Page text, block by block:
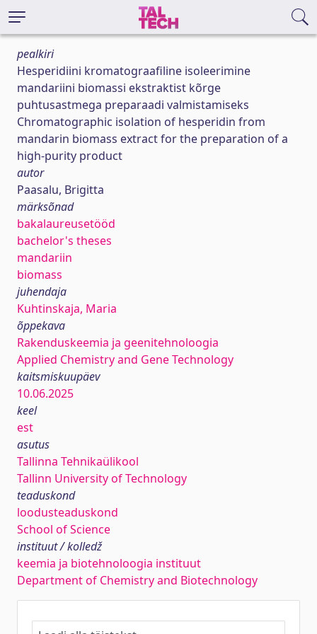
pealkiri
Hesperidiini kromatograafiline isoleerimine
mandariini biomassi ekstraktist kõrge
puhtusastmega preparaadi valmistamiseks
Chromatographic isolation of hesperidin from
mandarin biomass extract for the preparation of a
high-purity product
autor
Paasalu, Brigitta
märksõnad
bakalaureusetööd
bachelor's theses
mandariin
biomass
juhendaja
Kuhtinskaja, Maria
õppekava
Rakenduskeemia ja geenitehnoloogia
Applied Chemistry and Gene Technology
kaitsmiskuupäev
10.06.2025
keel
est
asutus
Tallinna Tehnikaülikool
Tallinn University of Technology
teaduskond
loodusteaduskond
School of Science
instituut / kolledž
keemia ja biotehnoloogia instituut
Department of Chemistry and Biotechnology